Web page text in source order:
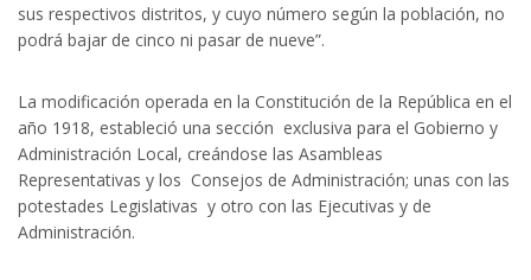
sus respectivos distritos, y cuyo número según la población, no
podrá bajar de cinco ni pasar de nueve”.
La modificación operada en la Constitución de la República en el
año 1918, estableció una sección exclusiva para el Gobierno y
Administración Local, creándose las Asambleas
Representativas y los Consejos de Administración; unas con las
potestades Legislativas y otro con las Ejecutivas y de
Administración.